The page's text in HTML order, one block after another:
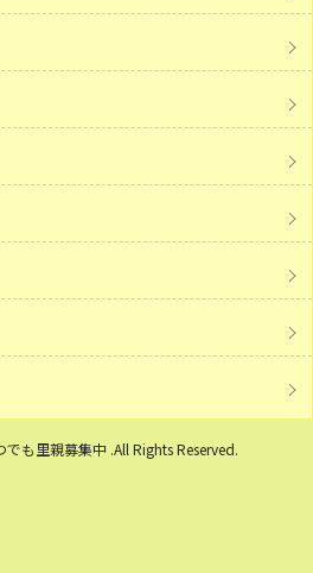
も里親募集中 .All Rights Reserved.